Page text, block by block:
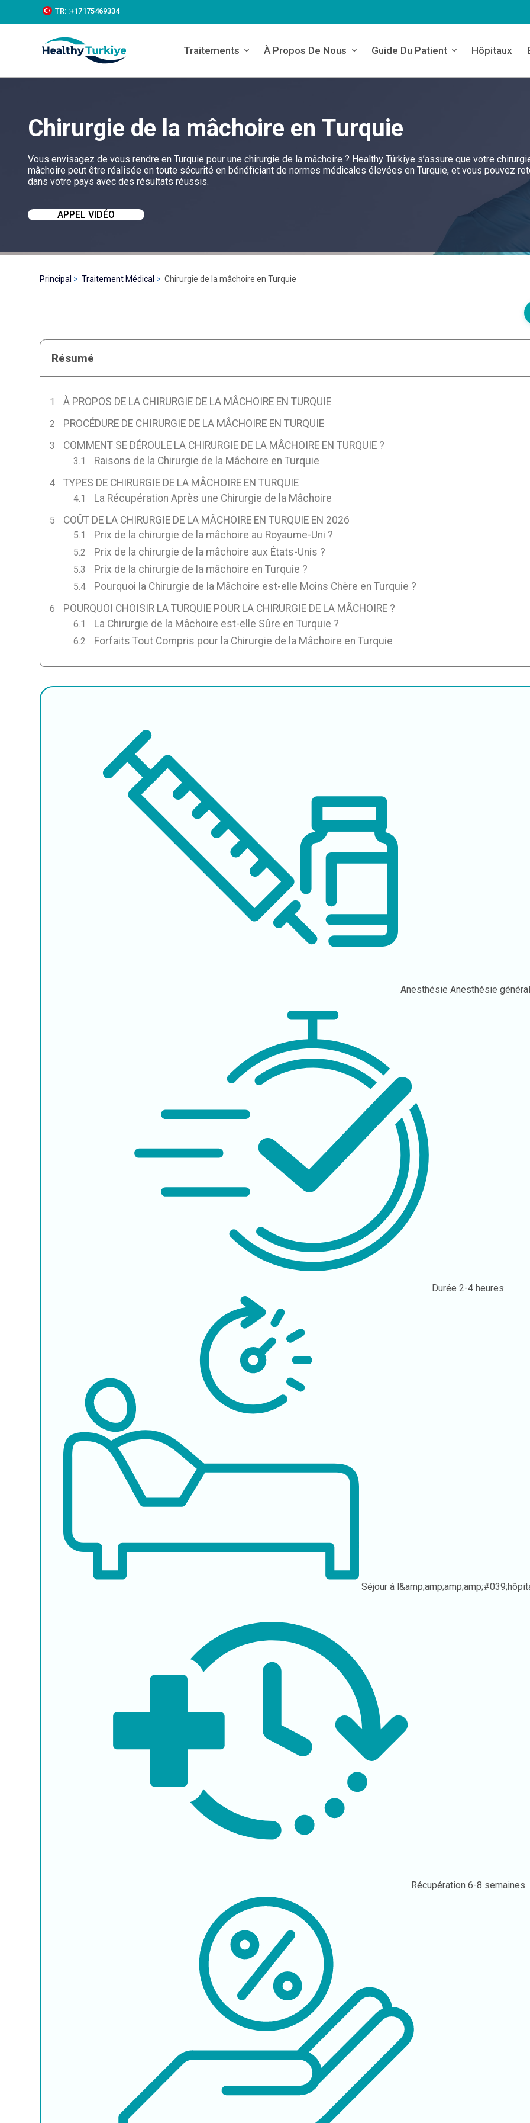
k
c
TR: :+‪17175469334‬
Traitements À Propos De Nous Guide Du Patient Hôpitaux
Chirurgie de la mâchoire en Turquie
Vous envisagez de vous rendre en Turquie pour une chirurgie de la mâchoire ? Healthy Türkiye s’assure que votre
mâchoire peut être réalisée en toute sécurité en bénéficiant de normes médicales élevées en Turquie, et vous pouvez
dans votre pays avec des résultats réussis.
APPEL VIDÉO
Principal Traitement Médical Chirurgie de la mâchoire en Turquie
Résumé
À PROPOS DE LA CHIRURGIE DE LA MÂCHOIRE EN TURQUIE
PROCÉDURE DE CHIRURGIE DE LA MÂCHOIRE EN TURQUIE
COMMENT SE DÉROULE LA CHIRURGIE DE LA MÂCHOIRE EN TURQUIE ?
Raisons de la Chirurgie de la Mâchoire en Turquie
TYPES DE CHIRURGIE DE LA MÂCHOIRE EN TURQUIE
La Récupération Après une Chirurgie de la Mâchoire
COÛT DE LA CHIRURGIE DE LA MÂCHOIRE EN TURQUIE EN 2026
Prix de la chirurgie de la mâchoire au Royaume-Uni ?
Prix de la chirurgie de la mâchoire aux États-Unis ?
Prix de la chirurgie de la mâchoire en Turquie ?
Pourquoi la Chirurgie de la Mâchoire est-elle Moins Chère en Turquie ?
POURQUOI CHOISIR LA TURQUIE POUR LA CHIRURGIE DE LA MÂCHOIRE ?
La Chirurgie de la Mâchoire est-elle Sûre en Turquie ?
Forfaits Tout Compris pour la Chirurgie de la Mâchoire en Turquie
Anesthésie Anesthésie
Durée2-4 heures
Séjour à
Récupération 6-8 semaines